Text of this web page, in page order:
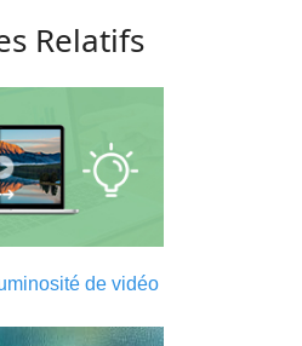
Relatifs
de vidéo